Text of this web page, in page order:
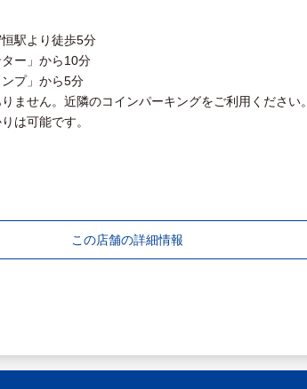
駅より徒歩5分
ー」から10分
プ」から5分
ません。近隣のコインパーキングをご利用ください。
は可能です。
この店舗の詳細情報